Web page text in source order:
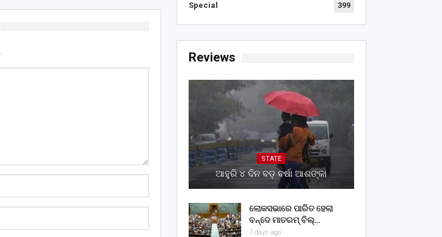
Special 399
Reviews
STATE
ଆହୁରି ୪ ଦିନ ବଡ଼ ବର୍ଷା ଆଶଙ୍କା
ଲୋକସଭାରେ ପାରିତ ହେଲା
ବନ୍ଦେ ମାତରମ୍‌ ବିଲ୍‌…
7 days ago